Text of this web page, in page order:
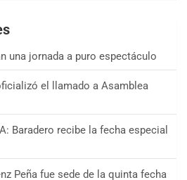
una jornada a puro espectáculo
el llamado a Asamblea
Baradero recibe la fecha especial
Peña fue sede de la quinta fecha